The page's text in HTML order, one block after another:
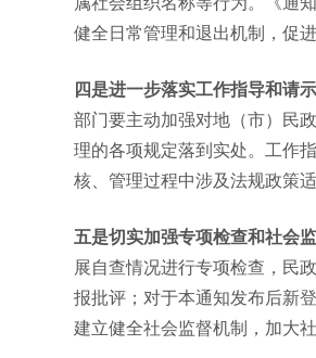
健全日常管理和退出机制，促
四是进一步落实工作指导和请示
部门要主动加强对地（市）民
理的各项规定落到实处。工作
核、管理过程中涉及法规政策
五是切实加强专项检查和社会监
展自查情况进行专项检查，民
报批评；对于本通知发布后新
建立健全社会监督机制，加大社